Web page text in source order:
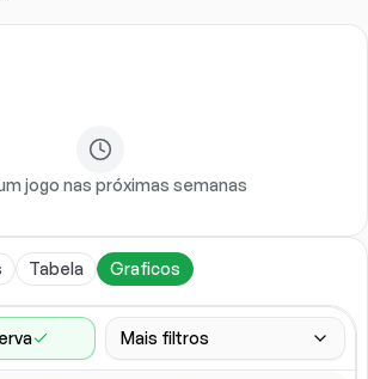
jogo nas próximas semanas
Tabela Graficos
Mais filtros